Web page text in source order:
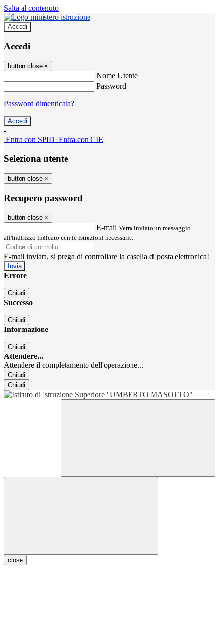
Salta al contenuto
Accedi
Accedi
button close ×
Nome Utente
Password
Password dimenticata?
-
Entra con SPID Entra con CIE
Seleziona utente
button close ×
Recupero password
button close ×
E-mail Verrà inviato un messaggio
all'indirizzo indicato con le istruzioni necessarie.
E-mail inviata, si prega di controllare la casella di posta elettronica!
Errore
Chiudi
Successo
Chiudi
Informazione
Chiudi
Attendere...
Attendere il completamento dell'operazione...
Chiudi
Chiudi
close